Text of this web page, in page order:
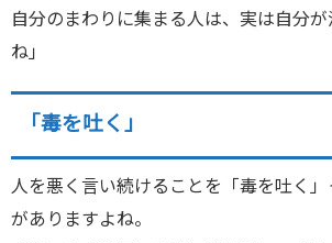
自分のまわりに集まる人は、実は自分
ね」
「毒を吐く」
人を悪く言い続けることを「毒を吐く」
がありますよね。